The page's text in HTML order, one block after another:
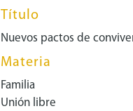
Título
Nuevos pactos de
Materia
Familia
Unión libre